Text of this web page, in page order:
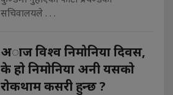
सचिवालयले . . .
अाज विश्व निमोनिया दिवस,
के हाे निमाेनिया अनी यसकाे
राेकथाम कसरी हुन्छ ?